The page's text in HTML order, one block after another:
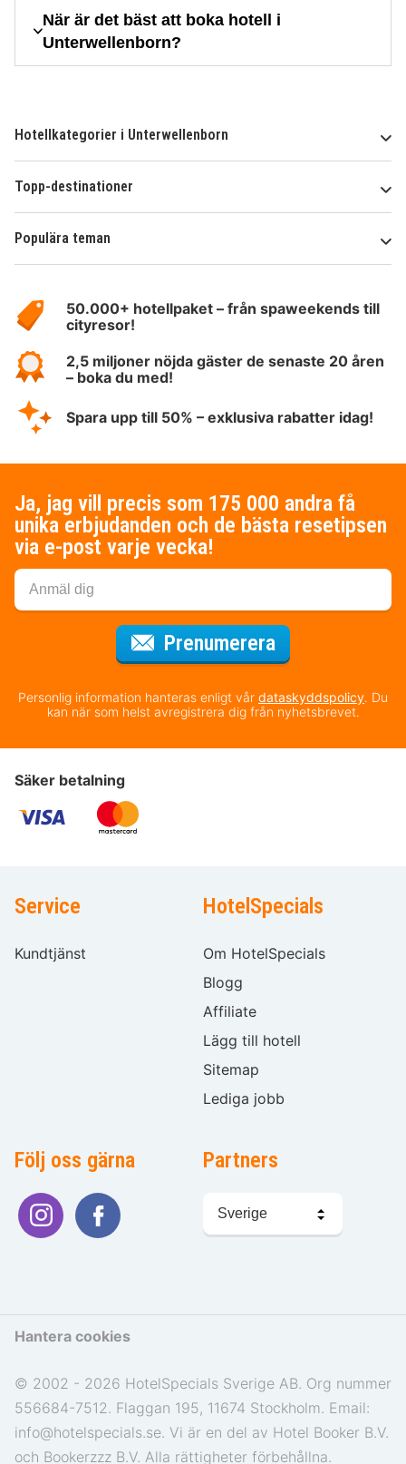
När är det bäst att boka hotell i
Unterwellenborn?
Hotellkategorier i Unterwellenborn
Topp-destinationer
Populära teman
HotelSpecials50.000+ hotellpaket – från spaweekends till
cityresor!
2,5 miljoner nöjda gäster de senaste 20 åren
– boka du med!
Spara upp till 50% – exklusiva rabatter idag!
Ja, jag vill precis som 175 000 andra få
unika erbjudanden och de bästa resetipsen
via e-post varje vecka!
Prenumerera
Personlig information hanteras enligt vår dataskyddspolicy. Du
kan när som helst avregistrera dig från nyhetsbrevet.
Säker betalning
Service
Kundtjänst
HotelSpecials
Om HotelSpecials
Blogg
Affiliate
Lägg till hotell
Sitemap
Lediga jobb
Följ oss gärna Partners
språk
Hantera cookies
© 2002 - 2026 HotelSpecials Sverige AB. Org nummer
556684-7512. Flaggan 195, 11674 Stockholm. Email:
info@hotelspecials.se. Vi är en del av Hotel Booker B.V.
och Bookerzzz B.V. Alla rättigheter förbehållna.